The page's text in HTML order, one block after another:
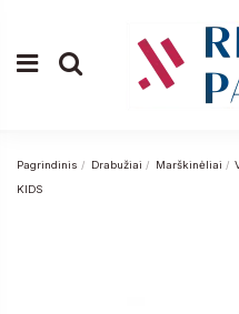
Pagrindinis Drabužiai Marškinėliai
KIDS